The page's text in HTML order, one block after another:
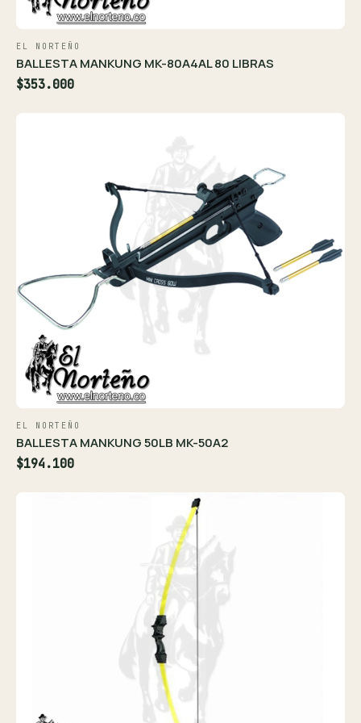
EL NORTEÑO
BALLESTA MANKUNG MK-80A4AL 80 LIBRAS
$353.000
EL NORTEÑO
BALLESTA MANKUNG 50LB MK-50A2
$194.100